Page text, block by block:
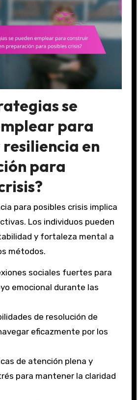
se
para
en
para
para posibles crisis implica
Los individuos pueden
y fortaleza mental a
métodos.
sociales fuertes para
emocional durante las
de resolución de
eficazmente por los
de atención plena y
para mantener la claridad